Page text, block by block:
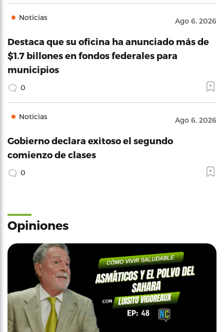
Noticias Ago 6, 2026
Destaca que su oficina ha anunciado más de
$1.7 billones en fondos federales para
municipios
0
Noticias Ago 6, 2026
Gobierno declara exitoso el segundo
comienzo de clases
0
Opiniones